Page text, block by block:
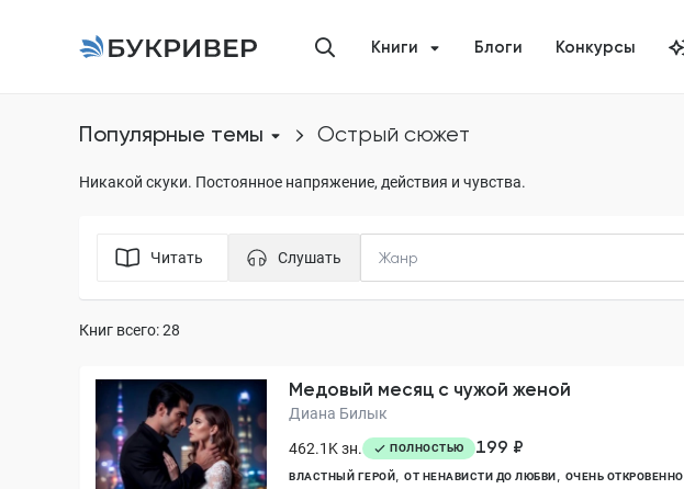
Книги Блоги Конкурсы
Популярные темы острый сюжет
Никакой скуки. Постоянное напряжение, действия и чувства.
Читать Слушать
Книг всего: 28
Медовый месяц с чужой женой
Диана Билык
462.1K зн.
ПОЛНОСТЬЮ 199 ₽
ВЛАСТНЫЙ ГЕРОЙ ОТ НЕНАВИСТИ ДО ЛЮБВИ ОЧЕНЬ ОТКРОВЕННО